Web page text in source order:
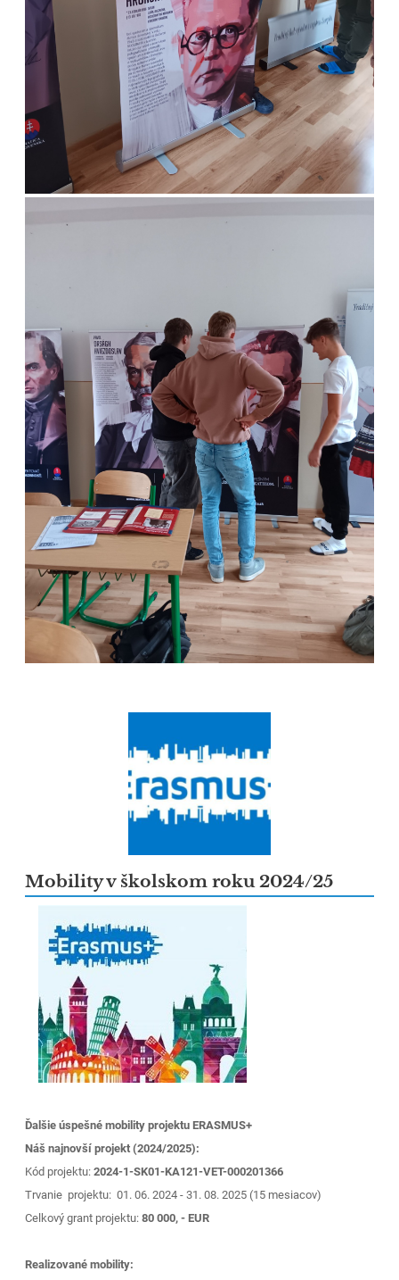
Mobility v školskom roku 2024/25
Ďalšie úspešné mobility projektu ERASMUS+
Náš najnovší projekt (2024/2025):
Kód projektu:2024-1-SK01-KA121-VET-000201366
Trvanie projektu: 01. 06. 2024 - 31. 08. 2025 (15 mesiacov)
Celkový grant projektu:80 000, - EUR
Realizované mobility: